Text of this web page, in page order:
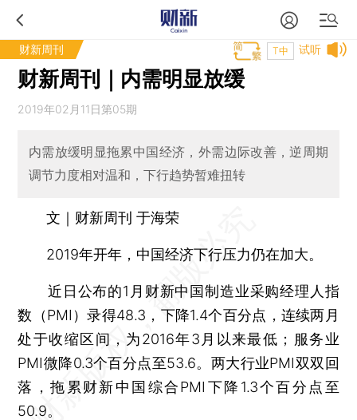
财新周刊 试听
T中
财新周刊｜内需明显放缓
2019年02月11日第05期
内需放缓明显拖累中国经济，外需边际改善，逆周期
调节力度相对温和，下行趋势暂难扭转
文｜财新周刊 于海荣
2019年开年，中国经济下行压力仍在加大。
近日公布的1月财新中国制造业采购经理人指
数（PMI）录得48.3，下降1.4个百分点，连续两月
处于收缩区间，为2016年3月以来最低；服务业
PMI微降0.3个百分点至53.6。两大行业PMI双双回
落，拖累财新中国综合PMI下降1.3个百分点至
50.9。